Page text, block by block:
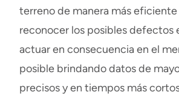
terreno de manera más eficiente
reconocer los posibles defectos
actuar en consecuencia en el
posible brindando datos de
precisos y en tiempos más